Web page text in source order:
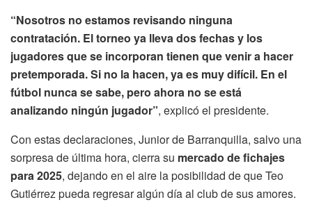
“Nosotros no estamos revisando ninguna
contratación. El torneo ya lleva dos fechas y los
jugadores que se incorporan tienen que venir a hacer
pretemporada. Si no la hacen, ya es muy difícil. En el
fútbol nunca se sabe, pero ahora no se está
analizando ningún jugador”, explicó el presidente.
Con estas declaraciones, Junior de Barranquilla, salvo una
sorpresa de última hora, cierra su mercado de fichajes
para 2025, dejando en el aire la posibilidad de que Teo
Gutiérrez pueda regresar algún día al club de sus amores.